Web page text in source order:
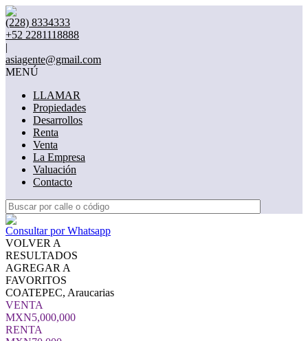
(228) 8334333
+52 2281118888
|
asiagente@gmail.com
MENÚ
LLAMAR
Propiedades
Desarrollos
Renta
Venta
La Empresa
Valuación
Contacto
Consultar por Whatsapp
VOLVER A
RESULTADOS
AGREGAR A
FAVORITOS
COATEPEC, Araucarias
VENTA
MXN5,000,000
RENTA